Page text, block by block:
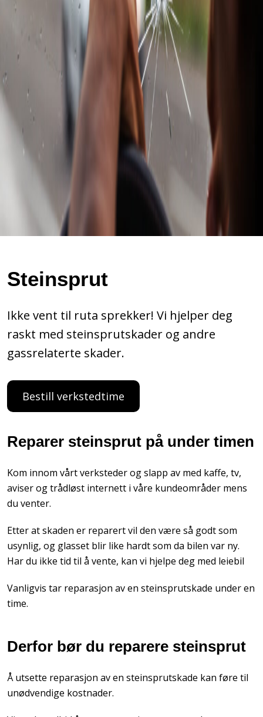
Steinsprut
Ikke vent til ruta sprekker! Vi hjelper deg
raskt med steinsprutskader og andre
gassrelaterte skader.
Bestill verkstedtime
​Reparer steinsprut på under timen
Kom innom vårt verksteder og slapp av med kaffe, tv,
aviser og trådløst internett i våre kundeområder mens
du venter.
Etter at skaden er reparert vil den være så godt som
usynlig, og glasset blir like hardt som da bilen var ny.
Har du ikke tid til å vente, kan vi hjelpe deg med leiebil
Vanligvis tar reparasjon av en steinsprutskade under en
time.
Derfor bør du reparere steinsprut
Å utsette reparasjon av en steinsprutskade kan føre til
unødvendige kostnader.